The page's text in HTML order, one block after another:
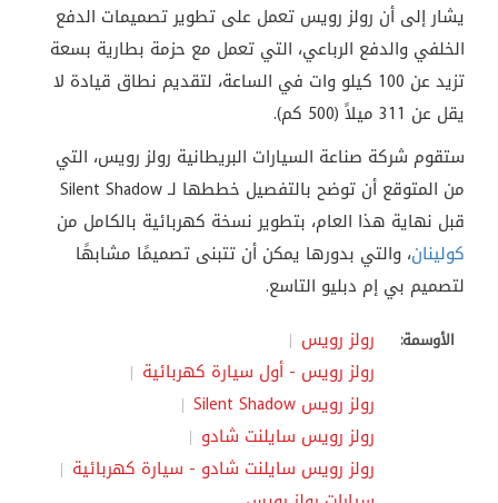
يشار إلى أن رولز رويس تعمل على تطوير تصميمات الدفع
الخلفي والدفع الرباعي، التي تعمل مع حزمة بطارية بسعة
تزيد عن 100 كيلو وات في الساعة، لتقديم نطاق قيادة لا
يقل عن 311 ميلاً (500 كم).
ستقوم شركة صناعة السيارات البريطانية رولز رويس، التي
من المتوقع أن توضح بالتفصيل خططها لـ Silent Shadow
قبل نهاية هذا العام، بتطوير نسخة كهربائية بالكامل من
كولينان، والتي بدورها يمكن أن تتبنى تصميمًا مشابهًا
لتصميم بي إم دبليو التاسع.
الأوسمة:
رولز رويس
رولز رويس - أول سيارة كهربائية
رولز رويس Silent Shadow
رولز رويس سايلنت شادو
رولز رويس سايلنت شادو - سيارة كهربائية